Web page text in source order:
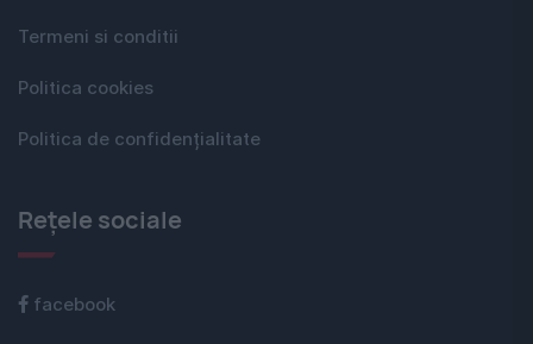
Termeni si conditii
Politica cookies
Politica de confidențialitate
Rețele sociale
facebook